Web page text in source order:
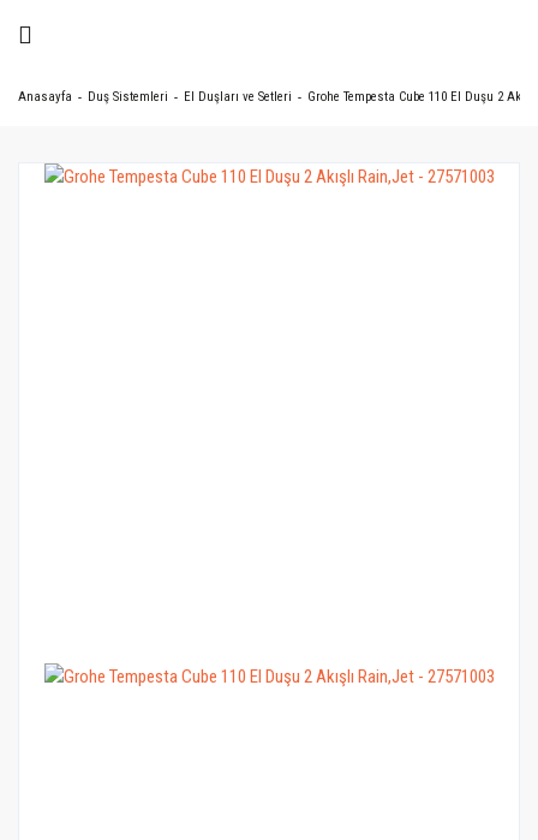
Anasayfa Duş Sistemleri El Duşları ve Setleri Grohe Tempesta Cube 110 El Duşu 2